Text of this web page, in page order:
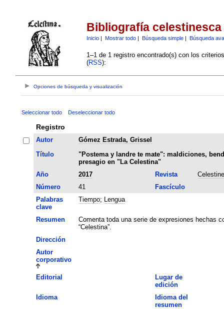
Bibliografía celestinesca
Inicio| Mostrar todo| Búsqueda simple| Búsqueda
1–1 de 1 registro encontrado(s) con los
(RSS):
Opciones de búsqueda y visualización
Seleccionar todo Deseleccionar todo
Registro
Autor
Gómez Estrada, Grissel
Título
"Postema y landre te mate": maldiciones,
presagio en "La Celestina"
Año
2017 Revista
Número
41
Fascículo
Palabras
clave
Tiempo; Lengua
Resumen
Comenta toda una serie de expresiones hechas
“Celestina”.
Dirección
Autor
corporativo
Editorial
Lugar de
edición
Idioma
Idioma del
resumen